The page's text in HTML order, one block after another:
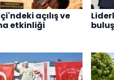
açılış ve
etkinliği